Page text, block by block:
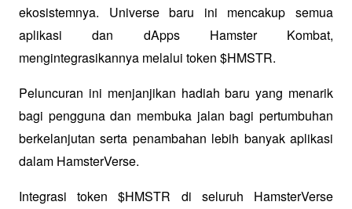
ekosistemnya. Universe baru ini mencakup semua
aplikasi dan dApps Hamster Kombat,
mengintegrasikannya melalui token $HMSTR.
Peluncuran ini menjanjikan hadiah baru yang menarik
bagi pengguna dan membuka jalan bagi pertumbuhan
berkelanjutan serta penambahan lebih banyak aplikasi
dalam HamsterVerse.
Integrasi token $HMSTR di seluruh HamsterVerse